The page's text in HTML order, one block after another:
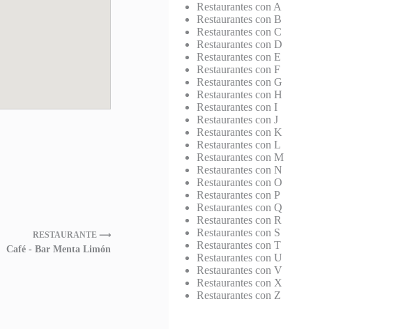
RESTAURANTE ⟶
Café - Bar Menta Limón
Restaurantes con A
Restaurantes con B
Restaurantes con C
Restaurantes con D
Restaurantes con E
Restaurantes con F
Restaurantes con G
Restaurantes con H
Restaurantes con I
Restaurantes con J
Restaurantes con K
Restaurantes con L
Restaurantes con M
Restaurantes con N
Restaurantes con O
Restaurantes con P
Restaurantes con Q
Restaurantes con R
Restaurantes con S
Restaurantes con T
Restaurantes con U
Restaurantes con V
Restaurantes con X
Restaurantes con Z